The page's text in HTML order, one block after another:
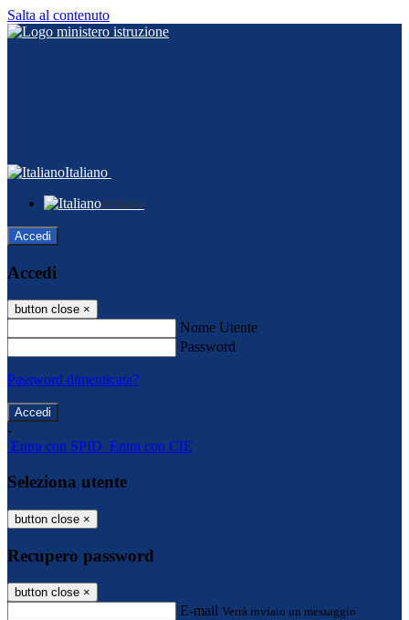
Salta al contenuto
Italiano
Italiano
Accedi
Accedi
button close ×
Nome Utente
Password
Password dimenticata?
-
Entra con SPID Entra con CIE
Seleziona utente
button close ×
Recupero password
button close ×
E-mail Verrà inviato un messaggio